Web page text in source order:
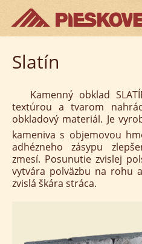
Slatín
Kamenný obklad
textúrou a tvarom
obkladový materiál. Je
kameniva s objemovou
adhézneho zásypu
zmesí. Posunutie zvislej
vytvára polväzbu na rohu
zvislá škára stráca.